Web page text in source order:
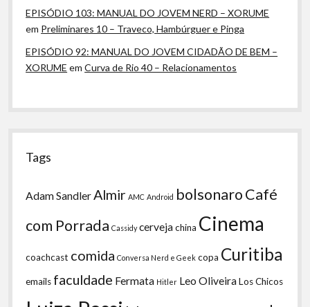
EPISÓDIO 103: MANUAL DO JOVEM NERD – XORUME
em Preliminares 10 – Traveco, Hambúrguer e Pinga
EPISÓDIO 92: MANUAL DO JOVEM CIDADÃO DE BEM –
XORUME emCurva de Rio 40 – Relacionamentos
Tags
Adam Sandler Almir AMC Android bolsonaroCafé
com Porrada Cassidy cervejachina Cinema
coachcast comida Conversa Nerd e Geek copa Curitiba
emails faculdade Fermata Hitler Leo OliveiraLos Chicos